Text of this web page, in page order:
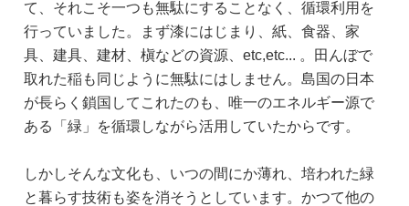
て、それこそ一つも無駄にすることなく、循環利用を
行っていました。まず漆にはじまり、紙、食器、家
具、建具、建材、槇などの資源、etc,etc... 。田んぼで
取れた稲も同じように無駄にはしません。島国の日本
が長らく鎖国してこれたのも、唯一のエネルギー源で
ある「緑」を循環しながら活用していたからです。
しかしそんな文化も、いつの間にか薄れ、培われた緑
と暮らす技術も姿を消そうとしています。かつて他の